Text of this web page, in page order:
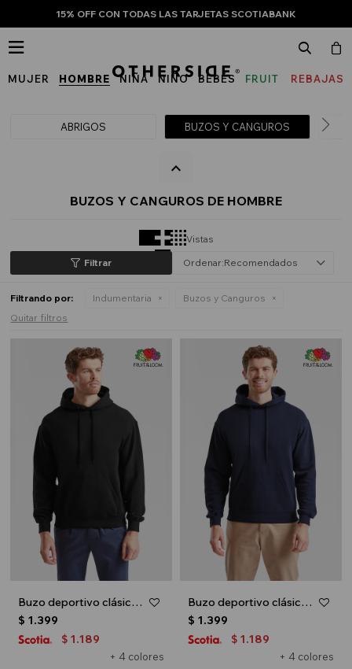
15% OFF CON TODAS LAS TARJETAS SCOTIABANK
MUJER HOMBRE NIÑA NIÑO BEBÉS
FRUIT
THE
REBAJAS

ABRIGOS BUZOS Y CANGUROS
BUZOS Y CANGUROS DE HOMBRE
Vistas
Recomendados
Filtrando por: Indumentaria
Buzos y Canguros
Quitar filtros
Buzo deportivo clásico con capucha - Negro
+ 4 colores
$ 1.399
$ 1.189
Buzo deportivo clásico con capucha - Azul marino
+ 4 colores
$ 1.399
$ 1.189